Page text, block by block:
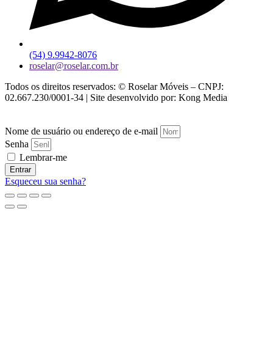
(54) 9.9942-8076
roselar@roselar.com.br
Todos os direitos reservados: © Roselar Móveis – CNPJ:
02.667.230/0001-34 | Site desenvolvido por: Kong Media
Nome de usuário ou endereço de e-mail
Senha
Lembrar-me
Entrar
Esqueceu sua senha?